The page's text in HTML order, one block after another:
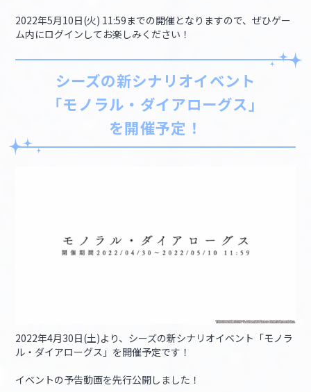
2022年5月10日(火) 11:59までの開催となりますので、ぜひゲー
ム内にログインしてお楽しみください！
シーズの新シナリオイベント
「モノラル・ダイアローグス」
を開催予定！
2022年4月30日(土)より、シーズの新シナリオイベント「モノラ
ル・ダイアローグス」を開催予定です！
イベントの予告動画を先行公開しました！